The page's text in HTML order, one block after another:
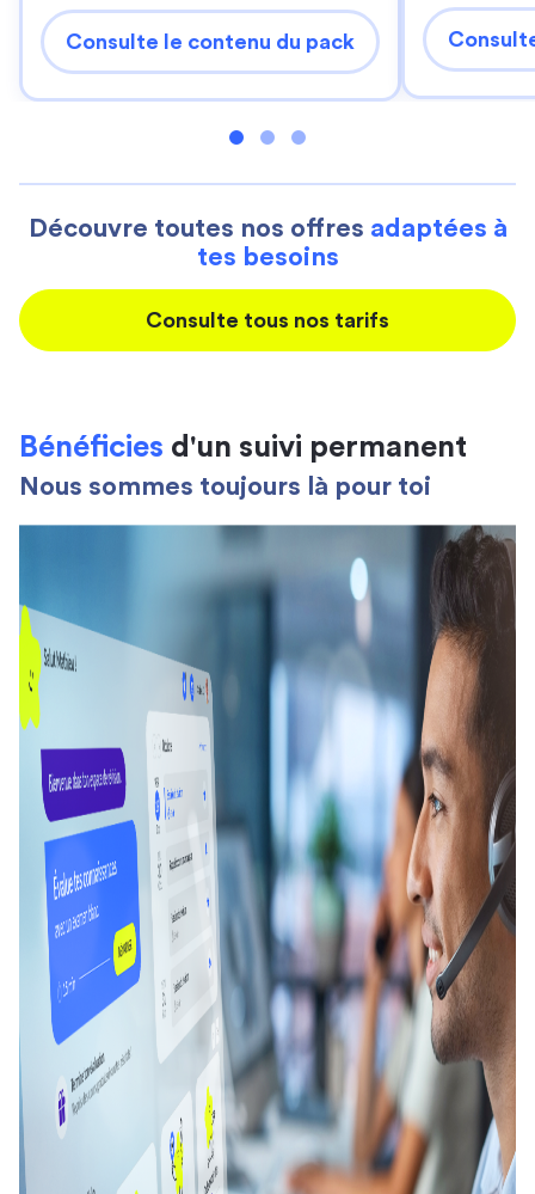
Consulte le contenu du pack
Découvre toutes nos offres adaptées à
tes besoins
Consulte tous nos tarifs
Bénéficies d'un suivi permanent
Nous sommes toujours là pour toi